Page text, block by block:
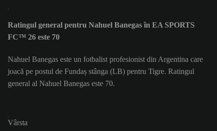
Ratingul general pentru Nahuel Banegas în EA SPORTS
FC™ 26 este 70
Nahuel Banegas este un fotbalist profesionist din Argentina care
joacă pe postul de Fundaș stânga (LB) pentru Tigre. Ratingul
general al Nahuel Banegas este 70.
Vârsta